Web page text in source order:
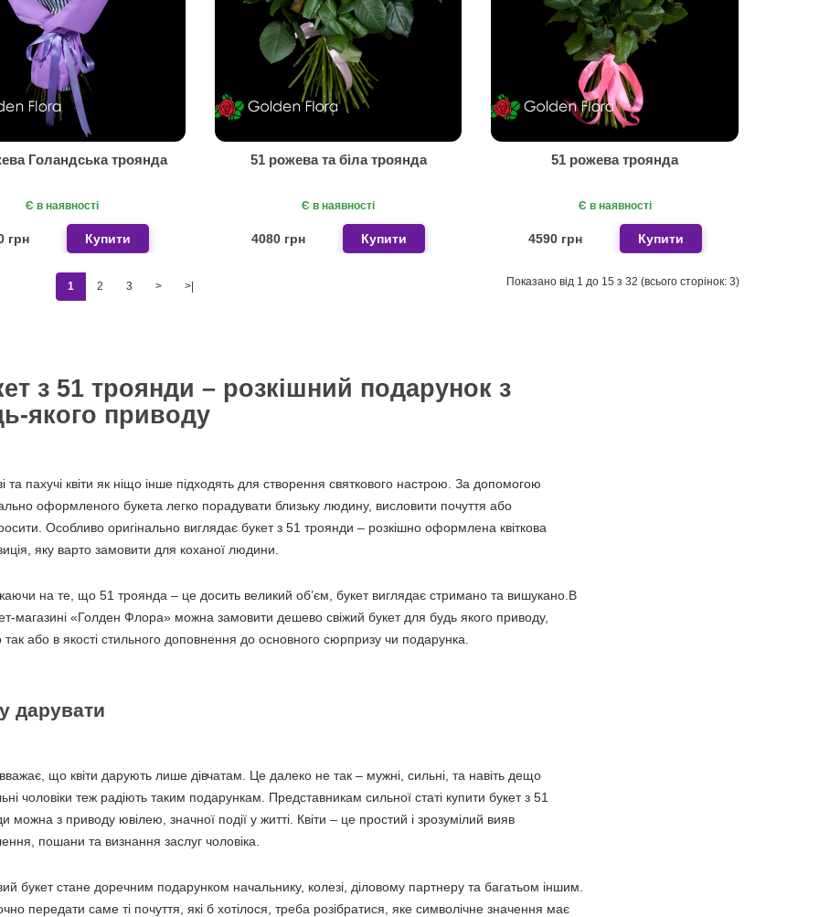
Голандська троянда
Є в наявності
грн Купити
51 рожева та біла троянда
Є в наявності
4080 грн Купити
51 рожева троянда
Є в наявності
4590 грн Купити
1 2 3 > >| Показано від 1 до 15 з 32 (всього сторінок: 3)
з 51 троянди – розкішний подарунок з
якого приводу
та пахучі квіти як ніщо інше підходять для створення святкового настрою. За допомогою
оформленого букета легко порадувати близьку людину, висловити почуття або
Особливо оригінально виглядає букет з 51 троянди – розкішно оформлена квіткова
яку варто замовити для коханої людини.
на те, що 51 троянда – це досить великий об’єм, букет виглядає стримано та вишукано.В
магазині «Голден Флора» можна замовити дешево свіжий букет для будь якого приводу,
так або в якості стильного доповнення до основного сюрпризу чи подарунка.
дарувати
що квіти дарують лише дівчатам. Це далеко не так – мужні, сильні, та навіть дещо
чоловіки теж радіють таким подарункам. Представникам сильної статі купити букет з 51
можна з приводу ювілею, значної події у житті. Квіти – це простий і зрозумілий вияв
пошани та визнання заслуг чоловіка.
букет стане доречним подарунком начальнику, колезі, діловому партнеру та багатьом іншим.
передати саме ті почуття, які б хотілося, треба розібратися, яке символічне значення має